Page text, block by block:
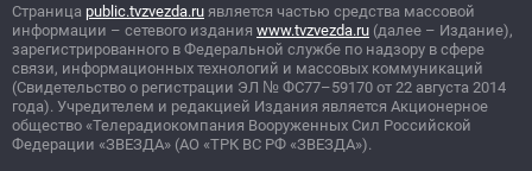
Страница public.tvzvezda.ru является частью средства массовой
информации – сетевого издания www.tvzvezda.ru (далее – Издание),
зарегистрированного в Федеральной службе по надзору в сфере
связи, информационных технологий и массовых коммуникаций
(Свидетельство о регистрации ЭЛ № ФС77–59170 от 22 августа 2014
года). Учредителем и редакцией Издания является Акционерное
общество «Телерадиокомпания Вооруженных Сил Российской
Федерации «ЗВЕЗДА» (АО «ТРК ВС РФ «ЗВЕЗДА»).